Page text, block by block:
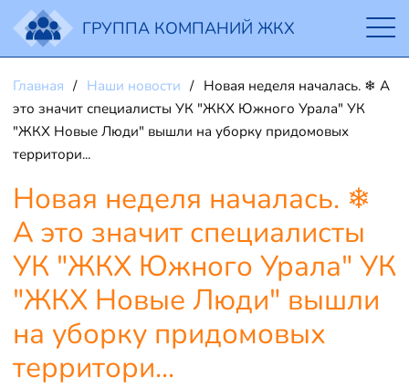
ГРУППА КОМПАНИЙ ЖКХ
Главная Наши новости
Новая неделя началась. ❄ А
это значит специалисты УК "ЖКХ Южного Урала" УК
"ЖКХ Новые Люди" вышли на уборку придомовых
территори...
Новая неделя началась. ❄
А это значит специалисты
УК "ЖКХ Южного Урала" УК
"ЖКХ Новые Люди" вышли
на уборку придомовых
территори...